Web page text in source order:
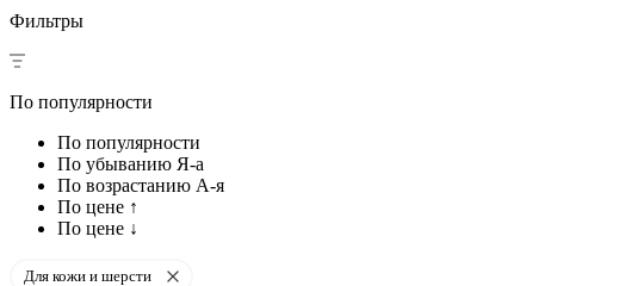
Фильтры
По популярности
По популярности
По убыванию Я-а
По возрастанию А-я
По цене ↑
По цене ↓
Для кожи и шерсти